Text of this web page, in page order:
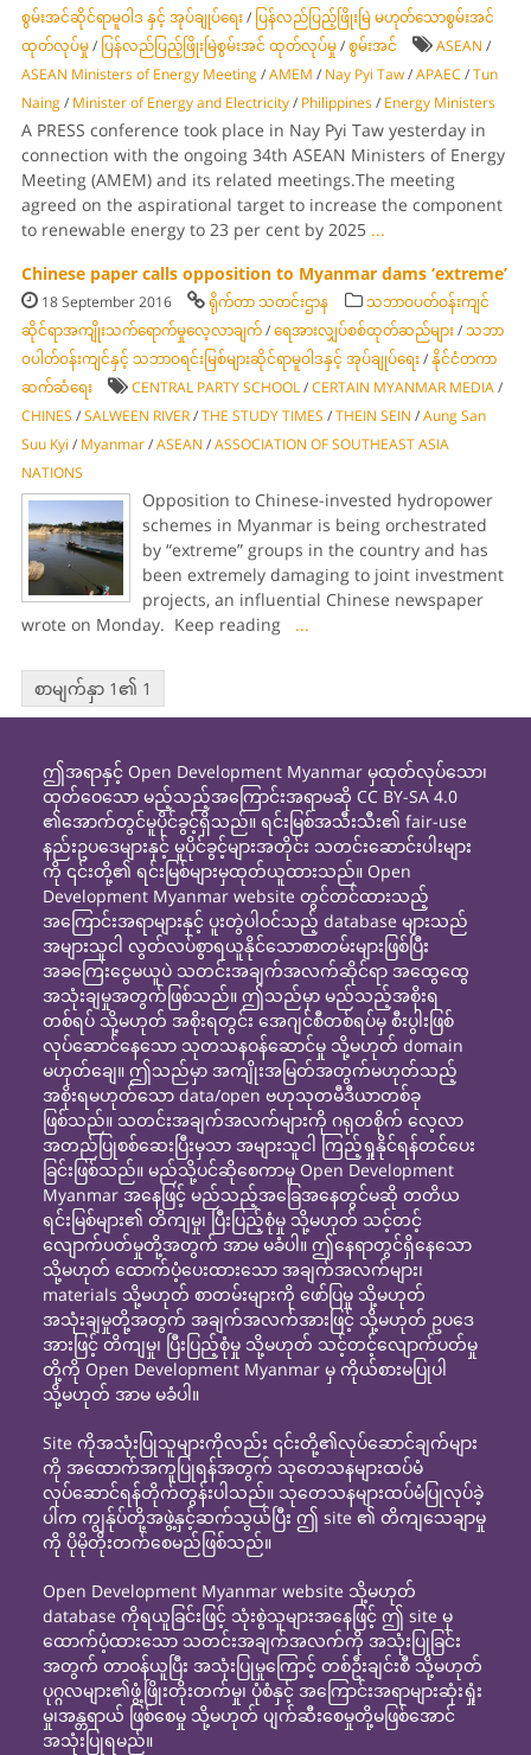
စွမ်းအင်ဆိုင်ရာမူဝါဒ နှင့် အုပ်ချုပ်ရေး/ ပြန်လည်ပြည့်ဖြိုးမြဲ မဟုတ်သောစွမ်းအင်
ထုတ်လုပ်မှု/ ပြန်လည်ပြည့်ဖြိုးမြဲစွမ်းအင် ထုတ်လုပ်မှု/စွမ်းအင် ASEAN /
ASEAN Ministers of Energy Meeting/AMEM / Nay Pyi Taw/APAEC /Tun
Naing/ Minister of Energy and Electricity/ Philippines/ Energy Ministers
A PRESS conference took place in Nay Pyi Taw yesterday in
connection with the ongoing 34th ASEAN Ministers of Energy
Meeting (AMEM) and its related meetings.The meeting
agreed on the aspirational target to increase the component
to renewable energy to 23 per cent by 2025 ...
Chinese paper calls opposition to Myanmar dams ‘extreme’
18 September 2016 ရိုက်တာ သတင်းဌာန
သဘာဝပတ်ဝန်းကျင်
ဆိုင်ရာအကျိုးသက်ရောက်မှုလေ့လာချက်/ရေအားလျှပ်စစ်ထုတ်ဆည်များ/သဘာ
ဝပါတ်ဝန်းကျင်နှင့် သဘာဝရင်းမြစ်များဆိုင်ရာမူဝါဒနှင့် အုပ်ချုပ်ရေး/နိုင်ငံတကာ
ဆက်ဆံရေး
CENTRAL PARTY SCHOOL/CERTAIN MYANMAR MEDIA/
CHINES /SALWEEN RIVER/THE STUDY TIMES /THEIN SEIN /Aung San
Suu Kyi / Myanmar/ASEAN /ASSOCIATION OF SOUTHEAST ASIA
NATIONS
Opposition to Chinese-invested hydropower
schemes in Myanmar is being orchestrated
by “extreme” groups in the country and has
been extremely damaging to joint investment
projects, an influential Chinese newspaper
wrote on Monday. Keep reading ...
စာမျက်နှာ 1၏ 1
ဤအရာနှင့် Open Development Myanmar မှထုတ်လုပ်သော၊
ထုတ်ဝေသော မည့်သည့်အကြောင်းအရာမဆို CC BY-SA 4.0
၏အောက်တွင်မူပိုင်ခွင့်ရှိသည်။ ရင်းမြစ်အသီးသီး၏ fair-use
နည်းဥပဒေများနှင့် မူပိုင်ခွင့်များအတိုင်း သတင်းဆောင်းပါးများ
ကို ၎င်းတို့၏ ရင်းမြစ်များမှထုတ်ယူထားသည်။ Open
Development Myanmar website တွင်တင်ထားသည့်
အကြောင်းအရာများနှင့် ပူးတွဲပါဝင်သည့် database များသည်
အများသူငါ လွတ်လပ်စွာရယူနိုင်သောစာတမ်းများဖြစ်ပြီး
အခကြေးငွေမယူပဲ သတင်းအချက်အလက်ဆိုင်ရာ အထွေထွေ
အသုံးချမှုအတွက်ဖြစ်သည်။ ဤသည်မှာ မည်သည့်အစိုးရ
တစ်ရပ် သို့မဟုတ် အစိုးရတွင်း အေဂျင်စီတစ်ရပ်မှ စီးပွါးဖြစ်
လုပ်ဆောင်နေသော သုတသနဝန်ဆောင်မှု သို့မဟုတ် domain
မဟုတ်ချေ။ ဤသည်မှာ အကျိုးအမြတ်အတွက်မဟုတ်သည့်
အစိုးရမဟုတ်သော data/open ဗဟုသုတမီဒီယာတစ်ခု
ဖြစ်သည်။ သတင်းအချက်အလက်များကို ဂရုတစိုက် လေ့လာ
အတည်ပြုစစ်ဆေးပြီးမှသာ အများသူငါ ကြည့်ရှုနိုင်ရန်တင်ပေး
ခြင်းဖြစ်သည်။ မည်သို့ပင်ဆိုစေကာမူ Open Development
Myanmar အနေဖြင့် မည်သည့်အခြေအနေတွင်မဆို တတိယ
ရင်းမြစ်များ၏ တိကျမှု၊ ပြီးပြည့်စုံမှု သို့မဟုတ် သင့်တင့်
လျောက်ပတ်မှုတို့အတွက် အာမ မခံပါ။ ဤနေရာတွင်ရှိနေသော
သို့မဟုတ် ထောက်ပံ့ပေးထားသော အချက်အလက်များ၊
materials သို့မဟုတ် စာတမ်းများကို ဖော်ပြမှု သို့မဟုတ်
အသုံးချမှုတို့အတွက် အချက်အလက်အားဖြင့် သို့မဟုတ် ဥပဒေ
အားဖြင့် တိကျမှု၊ ပြီးပြည့်စုံမှု သို့မဟုတ် သင့်တင့်လျောက်ပတ်မှု
တို့ကို Open Development Myanmar မှ ကိုယ်စားမပြုပါ
သို့မဟုတ် အာမ မခံပါ။
Site ကိုအသုံးပြုသူများကိုလည်း ၎င်းတို့၏လုပ်ဆောင်ချက်များ
ကို အထောက်အကူပြုရန်အတွက် သုတေသနများထပ်မံ
လုပ်ဆောင်ရန်တိုက်တွန်းပါသည်။ သုတေသနများထပ်မံပြုလုပ်ခဲ့
ပါက ကျွန်ုပ်တို့အဖွဲ့နှင့်ဆက်သွယ်ပြီး ဤ site ၏ တိကျသေချာမှု
ကို ပိုမိုတိုးတက်စေမည်ဖြစ်သည်။
Open Development Myanmar website သို့မဟုတ်
database ကိုရယူခြင်းဖြင့် သုံးစွဲသူများအနေဖြင့် ဤ site မှ
ထောက်ပံ့ထားသော သတင်းအချက်အလက်ကို အသုံးပြုခြင်း
အတွက် တာဝန်ယူပြီး အသုံးပြုမှုကြောင့် တစ်ဦးချင်းစီ သို့မဟုတ်
ပုဂ္ဂလများ၏ဖွံ့ဖြိုးတိုးတက်မှု၊ ပုံစံနှင့် အကြောင်းအရာများဆုံးရှုံး
မှု၊အန္တရာယ် ဖြစ်စေမှု သို့မဟုတ် ပျက်ဆီးစေမှုတို့မဖြစ်အောင်
အသုံးပြုရမည်။